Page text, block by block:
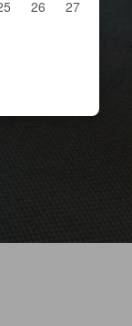
26
27